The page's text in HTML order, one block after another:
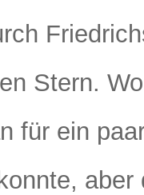
Stern.
für ein